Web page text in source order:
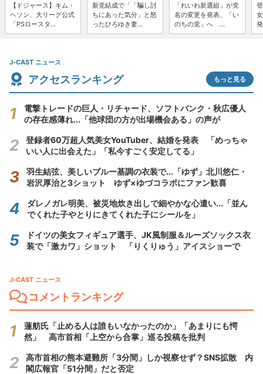
【ドジャース】キム・
ヘソン、大リーグ公式
「PSロースタ...
新党結成で「「騙し討
ちにあった気分」と怒
ったひろゆき妻...
「れいわ新選組」が党
名の変更を発表、「い
のちの党」へ ...
J-CAST ニュース
アクセスランキング もっと見る
電撃トレードの巨人・リチャード、ソフトバンク・秋広優人
の存在感薄れ...「他球団の方が出場機会ある」の声が
登録者60万超人気美女YouTuber、結婚を発表 「めっちゃ
いい人に出会えた」「私今すごく安定してる」
羽生結弦、美しいブルー基調の衣装で...「ゆず」北川悠仁・
岩沢厚治と3ショット ゆず×ゆづコラボにファン歓喜
ダレノガレ明美、被災地炊き出しで細やかな心遣い...「並ん
でくれた子やとりにきてくれた子にシールを」
ドイツの美女フィギュア選手、JK風制服＆ルーズソックス衣
装で「激カワ」ショット 「りくりゅう」アイスショーで
J-CAST ニュース
コメントランキング
蓮舫氏「止める人は誰もいなかったのか」「あまりにも愕
然」 高市首相「上空から合掌」巡る投稿を批判
高市首相の熊本避難所「3分間」しか視察せず？SNS拡散 内
閣広報官「51分間」だと否定